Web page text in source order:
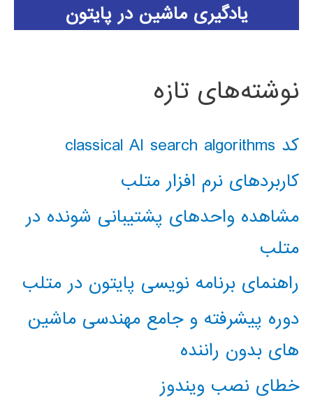
یادگیری ماشین در پایتون
نوشته‌های تازه
کد classical AI search algorithms
کاربردهای نرم افزار متلب
مشاهده واحدهای پشتیبانی شونده در
متلب
راهنمای برنامه نویسی پایتون در متلب
دوره پیشرفته و جامع مهندسی ماشین
های بدون راننده
خطای نصب ویندوز